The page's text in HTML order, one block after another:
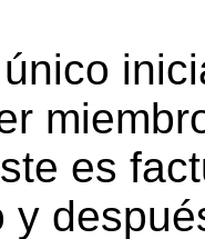
es
y